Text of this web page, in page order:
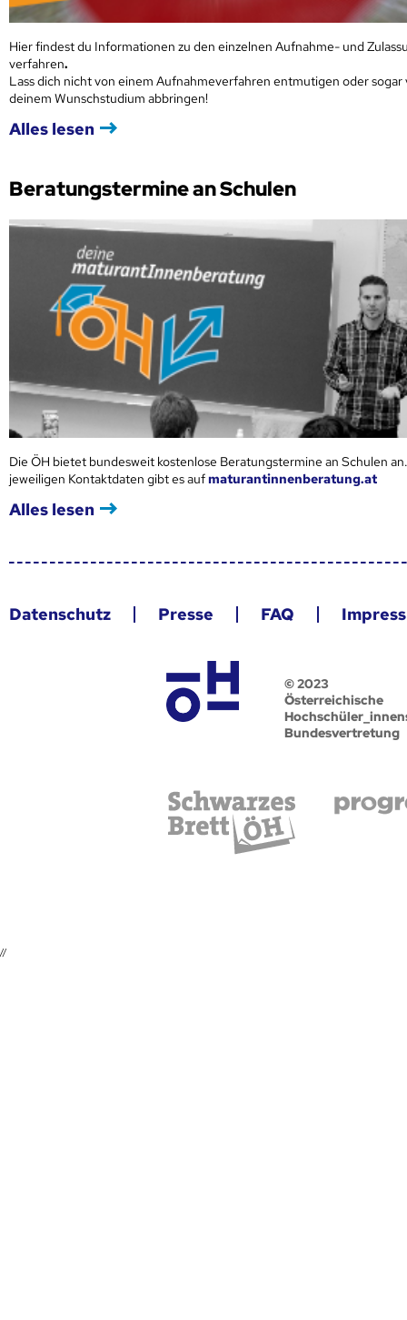
Hier findest du Informationen zu den einzelnen Aufnahme- und
verfahren.
Lass dich nicht von einem Aufnahmeverfahren entmutigen oder sogar
deinem Wunschstudium abbringen!
Alles lesen
Beratungstermine an Schulen
Die ÖH bietet bundesweit kostenlose Beratungstermine an Schulen
jeweiligen Kontaktdaten gibt es aufmaturantinnenberatung.at
Alles lesen
Datenschutz Presse FAQ
© 2023
Österreichische
Bundesvertretung
//